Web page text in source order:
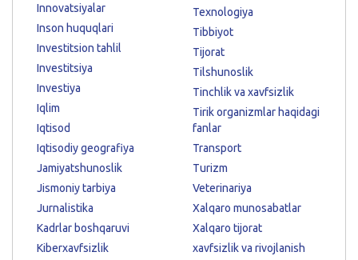
Innovatsiyalar
Inson huquqlari
Investitsion tahlil
Investitsiya
Investiya
Iqlim
Iqtisod
Iqtisodiy geografiya
Jamiyatshunoslik
Jismoniy tarbiya
Jurnalistika
Kadrlar boshqaruvi
Kiberxavfsizlik
Texnologiya
Tibbiyot
Tijorat
Tilshunoslik
Tinchlik va xavfsizlik
Tirik organizmlar haqidagi
fanlar
Transport
Turizm
Veterinariya
Xalqaro munosabatlar
Xalqaro tijorat
xavfsizlik va rivojlanish